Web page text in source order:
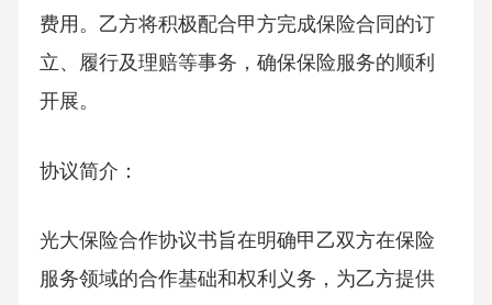
费用。乙方将积极配合甲方完成保险合同的订
立、履行及理赔等事务，确保保险服务的顺利
开展。
协议简介：
光大保险合作协议书旨在明确甲乙双方在保险
服务领域的合作基础和权利义务，为乙方提供